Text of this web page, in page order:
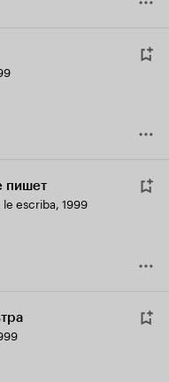
пишет
escriba, 1999